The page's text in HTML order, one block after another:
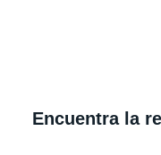
Encuentra la